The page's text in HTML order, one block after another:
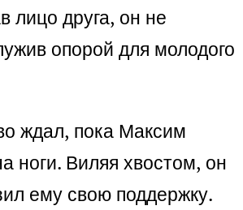
лицо друга, он не
опорой для молодого
ждал, пока Максим
ноги. Виляя хвостом, он
ему свою поддержку.